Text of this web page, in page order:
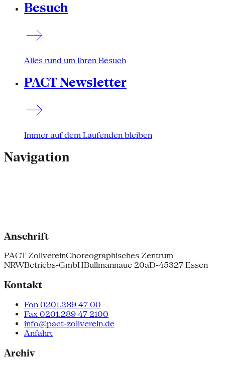
Besuch
Alles rund um Ihren Besuch
PACT Newsletter
Immer auf dem Laufenden bleiben
Navigation
Anschrift
PACT ZollvereinChoreographisches Zentrum
NRWBetriebs-GmbHBullmannaue 20aD-45327 Essen
Kontakt
Fon 0201.289 47 00
Fax 0201.289 47 2100
info@pact-zollverein.de
Anfahrt
Archiv